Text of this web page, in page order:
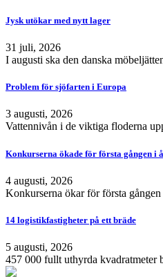
Jysk utökar med nytt lager
31 juli, 2026
I augusti ska den danska
Problem för sjöfarten i Europa
3 augusti, 2026
Vattennivån i de viktiga floderna
Konkurserna ökade för första gången i
4 augusti, 2026
Konkurserna ökar för första
14 logistikfastigheter på ett bräde
5 augusti, 2026
457 000 fullt uthyrda kvadratmeter